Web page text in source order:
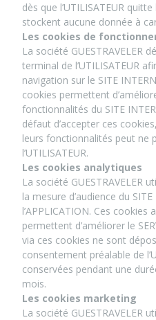
dès que l’UTILISATEUR
stockent aucune donnée à
Les cookies de
La société GUESTRAVELER
terminal de l’UTILISATEUR
navigation sur le SITE
cookies permettent
fonctionnalités du SITE
défaut d’accepter ces
leurs fonctionnalités peut ne
l’UTILISATEUR.
Les cookies analytiques
La société GUESTRAVELER
la mesure d’audience du
l’APPLICATION. Ces
permettent d’améliorer le
via ces cookies ne sont
consentement préalable de
conservées pendant une
mois.
Les cookies marketing
La société GUESTRAVELER